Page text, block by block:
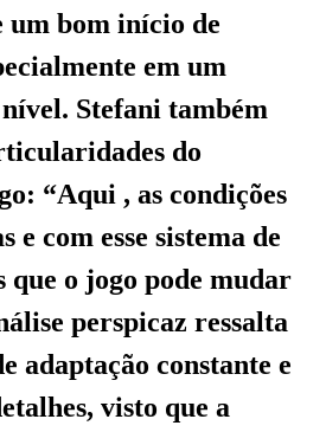
bom início de
em um
Stefani também
do
“Aqui , as condições
e com esse sistema de
que o jogo pode mudar
perspicaz ressalta
adaptação constante e
visto que a